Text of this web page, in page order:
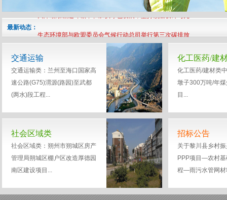
最新动态：
天津瞄准碳达峰碳中和加快绿色发展，坚持顶层设计与先
“国际反腐日，廉政你我他”--华帆事业部召开廉政宣传主
题月动员大会
天津瞄准碳达峰碳中和加快绿色发展，坚持顶层设计与先
行先试相结合，聚焦政策研究强化技术研发
生态环境部与欧盟委员会气候行动总司举行第三次碳排放
交通运输
交通运输类：兰州至海口国家高
速公路(G75)渭源(路园)至武都
(两水)段工程...
化工医药/建
化工医药/建材类
墩子300万吨/年
目...
社会区域类
社会区域类：朔州市朔城区房产
管理局朔城区棚户区改造厚德园
南区建设项目...
招标公告
关于黎川县乡村
PPP项目—农村
程—雨污水管网材